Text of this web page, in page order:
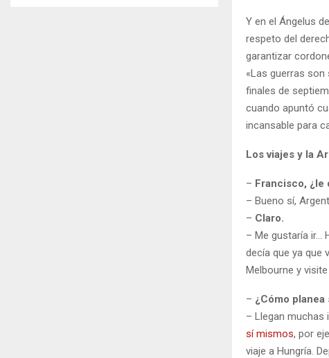
Y en el Ángelus
respeto del
garantizar
«Las guerras son
finales de
cuando apuntó
incansable para
Los viajes y la
– Francisco, ¿le
– Bueno sí,
– Claro.
– Me gustaría ir…
decía que ya que
Melbourne y
– ¿Cómo
– Llegan muchas
sí mismos, por
viaje a Hungría.